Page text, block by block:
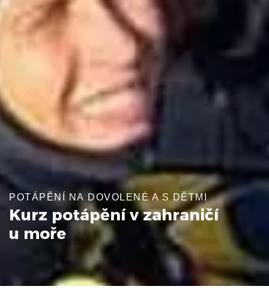
POTÁPĚNÍ NA DOVOLENÉ A S DĚTMI
Kurz potápění v zahraničí
u moře